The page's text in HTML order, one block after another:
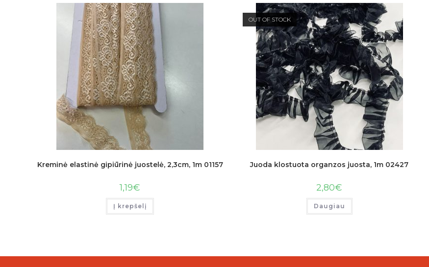
Kreminė elastinė gipiūrinė juostelė, 2,3cm, 1m 01157
1,19€
Į krepšelį
OUT OF STOCK
Juoda klostuota organzos juosta, 1m 02427
2,80€
Daugiau